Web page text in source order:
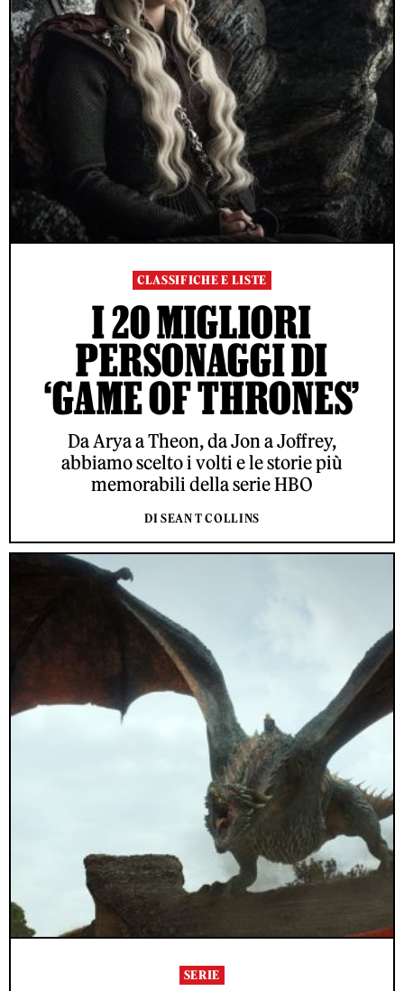
CLASSIFICHE E LISTE
I 20 MIGLIORI
PERSONAGGI DI
‘GAME OF THRONES’
Da Arya a Theon, da Jon a Joffrey,
abbiamo scelto i volti e le storie più
memorabili della serie HBO
DI SEAN T COLLINS
SERIE